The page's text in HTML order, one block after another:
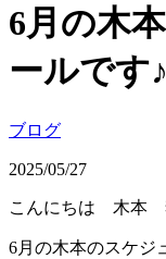
6月の木
ールです♪
ブログ
2025/05/27
こんにちは 木本
6月の木本のスケジ